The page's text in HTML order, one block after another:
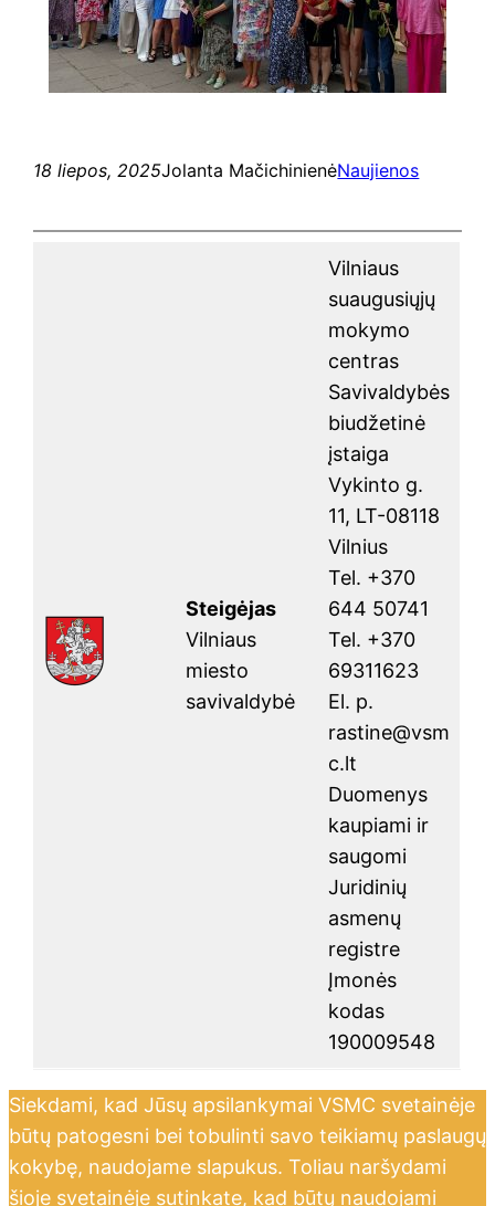
18 liepos, 2025Jolanta MačichinienėNaujienos
Steigėjas
Vilniaus
miesto
savivaldybė
Vilniaus
suaugusiųjų
mokymo
centras
Savivaldybės
biudžetinė
įstaiga
Vykinto g.
11, LT-08118
Vilnius
Tel. +370
644 50741
Tel. +370
69311623
El. p.
rastine@vsm
c.lt
Duomenys
kaupiami ir
saugomi
Juridinių
asmenų
registre
Įmonės
kodas
190009548
Siekdami, kad Jūsų apsilankymai VSMC svetainėje
būtų patogesni bei tobulinti savo teikiamų paslaugų
kokybę, naudojame slapukus. Toliau naršydami
šioje svetainėje sutinkate, kad būtų naudojami